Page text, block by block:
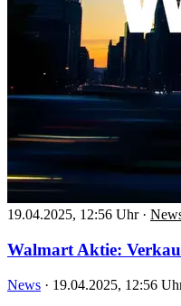
19.04.2025, 12:56 Uhr ·
Walmart Aktie:
News · 19.04.2025, 12:56